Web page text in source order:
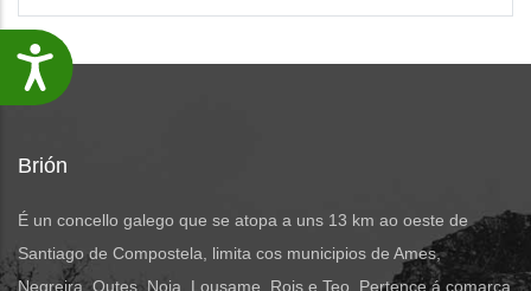
Accesibilidade
Brión
É un concello galego que se atopa a uns 13 km ao oeste de
Santiago de Compostela, limita cos municipios de Ames,
Negreira, Outes, Noia, Lousame, Rois e Teo. Pertence á comarca